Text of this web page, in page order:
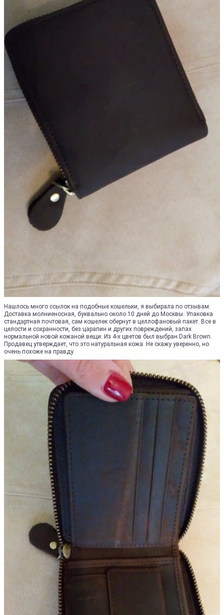
Нашлось много ссылок на подобные кошельки, я выбирала по отзывам.
Доставка молниеносная, буквально около 10 дней до Москвы. Упаковка
стандартная почтовая, сам кошелек обернут в целлофановый пакет. Все в
целости и сохранности, без царапин и других повреждений, запах
нормальной новой кожаной вещи. Из 4-х цветов был выбран Dark Brown.
Продавец утверждает, что это натуральная кожа. Не скажу уверенно, но
очень похоже на правду.